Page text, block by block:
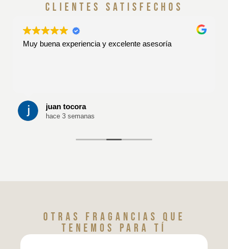
clientes satisfechos
Muy buena experiencia y excelente asesoría
juan tocora
hace 3 semanas
Otras fragancias que
tenemos para tí